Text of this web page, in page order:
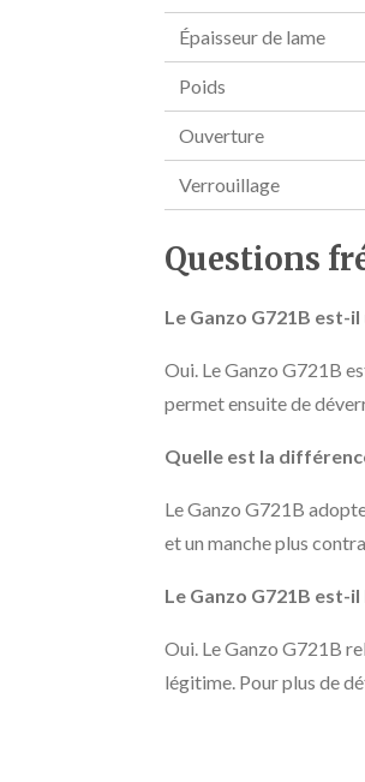
Épaisseur de lame
Poids
Ouverture
Verrouillage
Questions
Le Ganzo G721B est-
Oui. Le Ganzo G721B
permet ensuite de
Quelle est la
Le Ganzo G721B
et un manche plus
Le Ganzo G721B est-il
Oui. Le Ganzo G721B
légitime. Pour plus de